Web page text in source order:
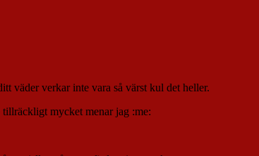
väder verkar inte vara så värst kul det heller.
mycket menar jag :me: